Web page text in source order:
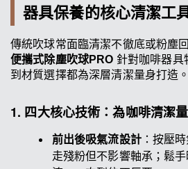
器具保養的核心清潔工
傳統吹球常面臨清潔不徹底或粉塵
便攜式除塵吹球PRO 針對咖啡器具
到材質選擇都為深層清潔量身打造。
1. 四大核心技術：為咖啡清潔
前出後吸氣流設計：按壓
走殘粉但不影響軸承；鬆